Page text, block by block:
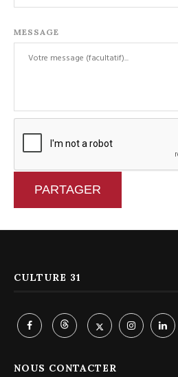
MESSAGE
PARTAGER
CULTURE 31
NOUS CONTACTER